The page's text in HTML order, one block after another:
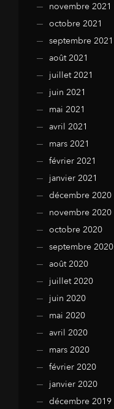
novembre 2021
octobre 2021
septembre 2021
août 2021
juillet 2021
juin 2021
mai 2021
avril 2021
mars 2021
février 2021
janvier 2021
décembre 2020
novembre 2020
octobre 2020
septembre 2020
août 2020
juillet 2020
juin 2020
mai 2020
avril 2020
mars 2020
février 2020
janvier 2020
décembre 2019